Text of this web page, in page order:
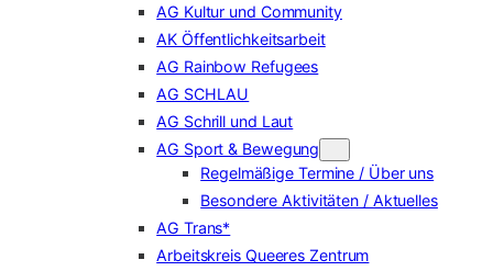
AG Kultur und Community
AK Öffentlichkeitsarbeit
AG Rainbow Refugees
AG SCHLAU
AG Schrill und Laut
AG Sport & Bewegung
Regelmäßige Termine / Über uns
Besondere Aktivitäten / Aktuelles
AG Trans*
Arbeitskreis Queeres Zentrum